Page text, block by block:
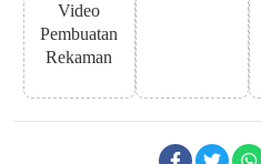
Video
Pembuatan
Rekaman